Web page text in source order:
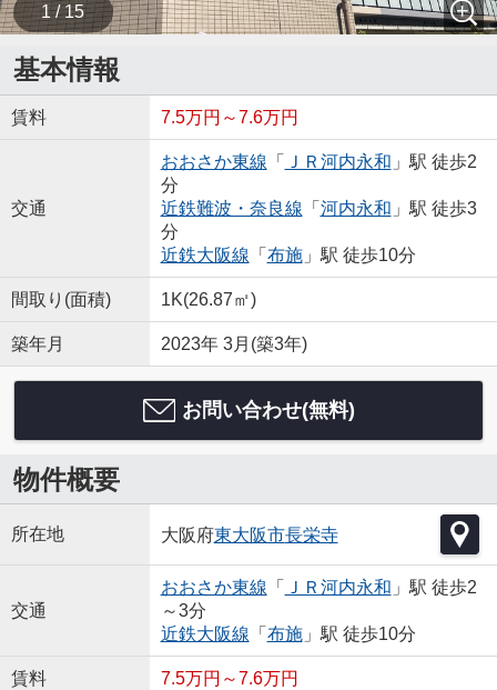
1 / 15
基本情報
賃料 7.5万円～7.6万円
交通
おおさか東線 「 ＪＲ河内永和 」駅 徒歩2
分
近鉄難波・奈良線 「 河内永和 」駅 徒歩3
分
近鉄大阪線 「 布施」駅 徒歩10分
間取り(面積) 1K(26.87㎡)
築年月 2023年 3月(築3年)
お問い合わせ(無料)
物件概要
所在地 大阪府東大阪市長栄寺
交通
おおさか東線 「 ＪＲ河内永和 」駅 徒歩2
～3分
近鉄大阪線 「 布施」駅 徒歩10分
賃料 7.5万円～7.6万円